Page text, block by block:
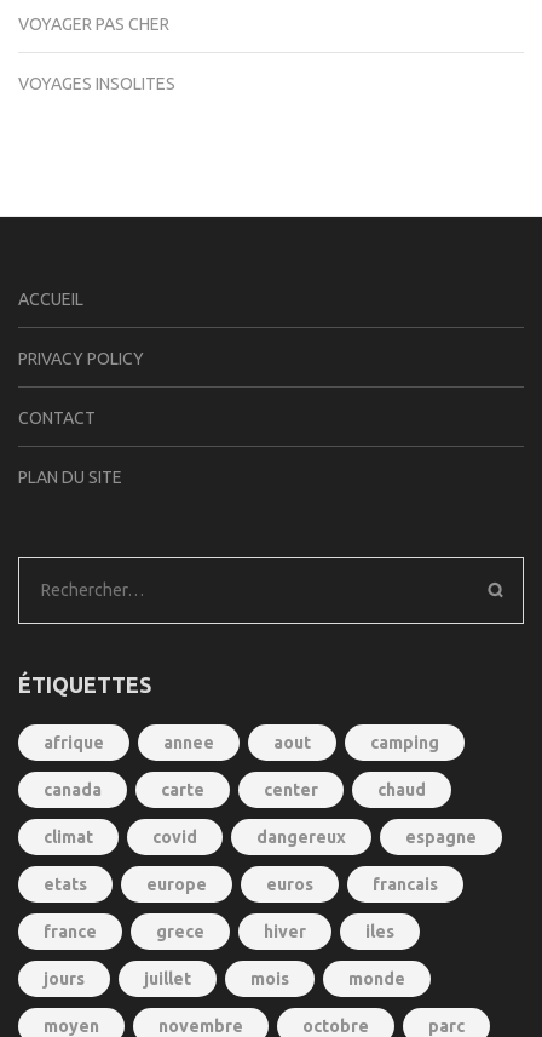
VOYAGER PAS CHER
VOYAGES INSOLITES
ACCUEIL
PRIVACY POLICY
CONTACT
PLAN DU SITE
Rechercher :
ÉTIQUETTES
afrique annee aout camping
canada carte center chaud
climat covid dangereux espagne
etats europe euros francais
france grece hiver iles
jours juillet mois monde
moyen novembre octobre parc